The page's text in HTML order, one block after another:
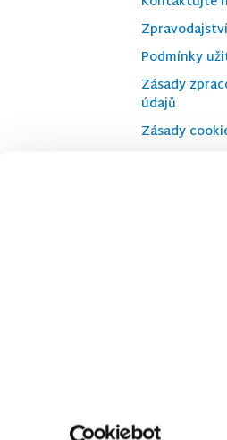
Podmínky
Zásady
údajů
Zásady
VOP pro
Mediální